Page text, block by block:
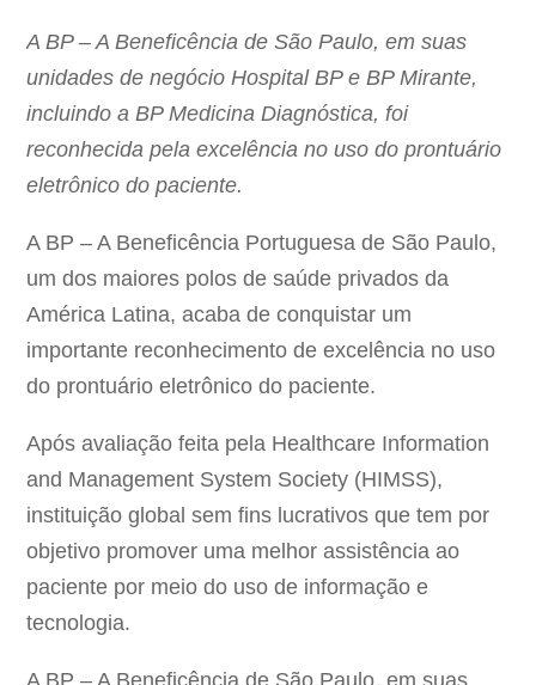
A BP – A Beneficência de São Paulo, em suas
unidades de negócio Hospital BP e BP Mirante,
incluindo a BP Medicina Diagnóstica, foi
reconhecida pela excelência no uso do prontuário
eletrônico do paciente.
A BP – A Beneficência Portuguesa de São Paulo,
um dos maiores polos de saúde privados da
América Latina, acaba de conquistar um
importante reconhecimento de excelência no uso
do prontuário eletrônico do paciente.
Após avaliação feita pela Healthcare Information
and Management System Society (HIMSS),
instituição global sem fins lucrativos que tem por
objetivo promover uma melhor assistência ao
paciente por meio do uso de informação e
tecnologia.